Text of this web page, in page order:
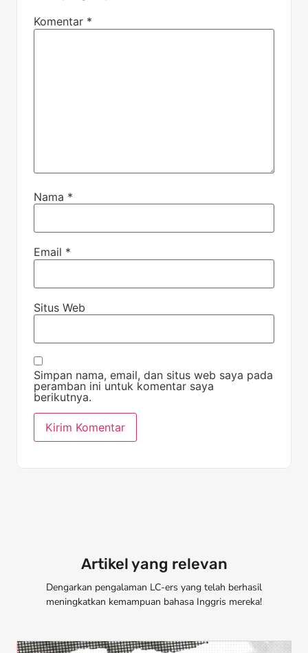
Komentar *
Nama *
Email *
Situs Web
Simpan nama, email, dan situs web saya pada
peramban ini untuk komentar saya
berikutnya.
Artikel yang relevan
Dengarkan pengalaman LC-ers yang telah berhasil
meningkatkan kemampuan bahasa Inggris mereka!